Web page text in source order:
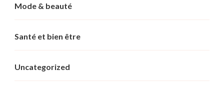
Mode & beauté
Santé et bien être
Uncategorized